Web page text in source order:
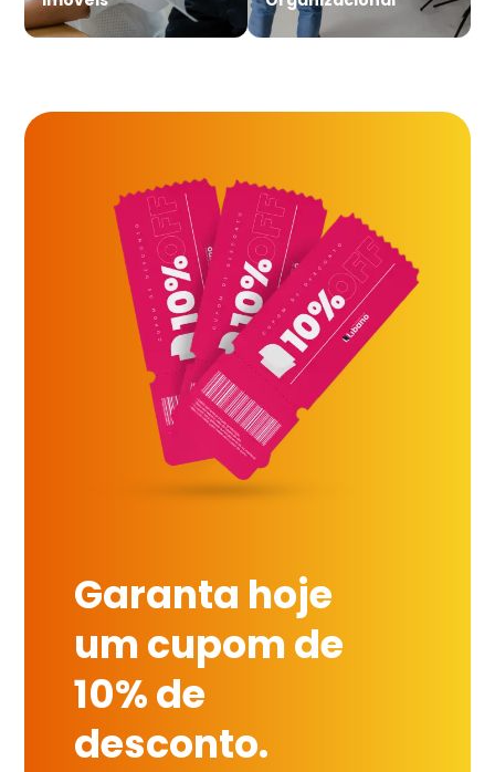
Garanta hoje
um cupom de
10% de
desconto.